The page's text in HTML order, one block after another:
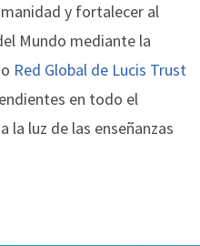
y fortalecer al
Mundo mediante la
Red Global de Lucis Trust
en todo el
la luz de las enseñanzas